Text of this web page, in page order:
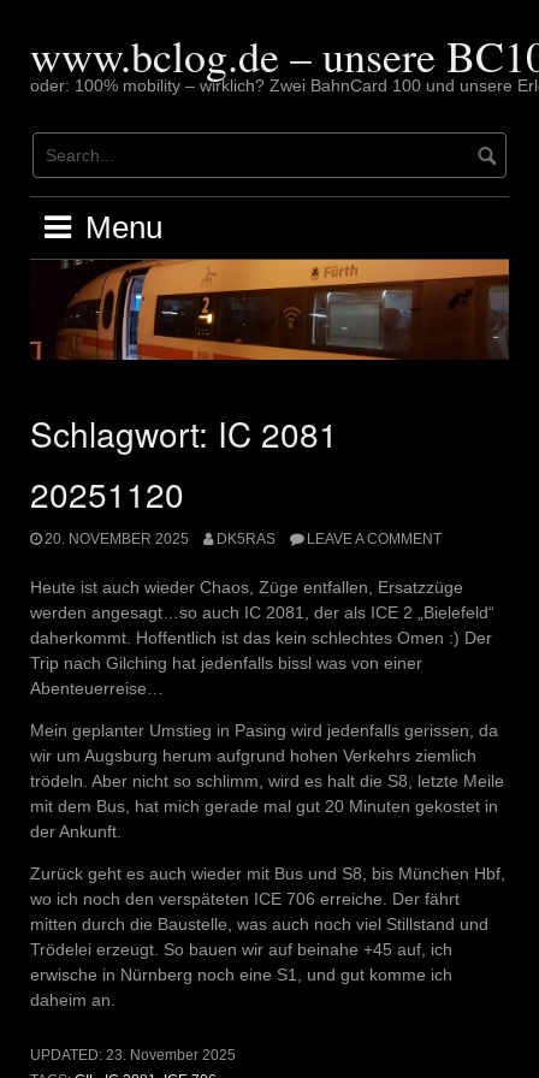
contentwww.bclog.de – unsere
oder: 100% mobility – wirklich? Zwei BahnCard 100 und unsere
Menu
Schlagwort: IC 2081
20251120
20. NOVEMBER 2025 DK5RAS LEAVE A COMMENT
Heute ist auch wieder Chaos, Züge entfallen, Ersatzzüge
werden angesagt…so auch IC 2081, der als ICE 2 „Bielefeld“
daherkommt. Hoffentlich ist das kein schlechtes Omen :) Der
Trip nach Gilching hat jedenfalls bissl was von einer
Abenteuerreise…
Mein geplanter Umstieg in Pasing wird jedenfalls gerissen, da
wir um Augsburg herum aufgrund hohen Verkehrs ziemlich
trödeln. Aber nicht so schlimm, wird es halt die S8, letzte Meile
mit dem Bus, hat mich gerade mal gut 20 Minuten gekostet in
der Ankunft.
Zurück geht es auch wieder mit Bus und S8, bis München Hbf,
wo ich noch den verspäteten ICE 706 erreiche. Der fährt
mitten durch die Baustelle, was auch noch viel Stillstand und
Trödelei erzeugt. So bauen wir auf beinahe +45 auf, ich
erwische in Nürnberg noch eine S1, und gut komme ich
daheim an.
UPDATED: 23. November 2025